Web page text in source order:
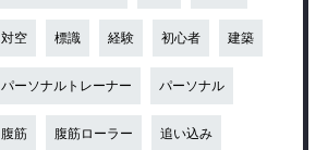
対空 標識 経験 初心者 建築
パーソナルトレーナー パーソナル
腹筋 腹筋ローラー 追い込み